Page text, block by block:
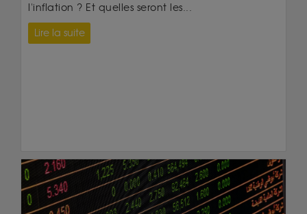
l'inflation ? Et quelles seront les...
Lire la suite